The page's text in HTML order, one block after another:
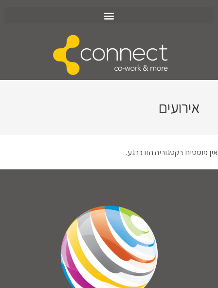
אירועים
אין פוסטים בקטגוריה הזו כרגע.